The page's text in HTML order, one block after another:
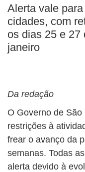
Alerta vale
cidades, com
os dias 25 e 27
janeiro
Da redação
O Governo de
restrições à
frear o avanço da
semanas. Todas
alerta devido à